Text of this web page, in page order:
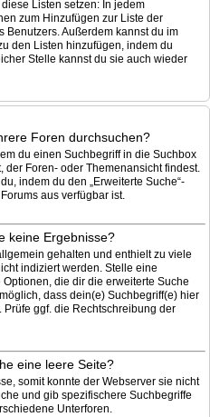
Listen setzen: In jedem
zum Hinzufügen zur Liste der
Benutzers. Außerdem kannst du im
den Listen hinzufügen, indem du
Stelle kannst du sie auch wieder
Foren durchsuchen?
du einen Suchbegriff in die Suchbox
Foren- oder Themenansicht findest.
indem du den „Erweiterte Suche“-
aus verfügbar ist.
keine Ergebnisse?
gehalten und enthielt zu viele
indiziert werden. Stelle eine
die dir die erweiterte Suche
dass dein(e) Suchbegriff(e) hier
ggf. die Rechtschreibung der
eine leere Seite?
somit konnte der Webserver sie nicht
und gib spezifischere Suchbegriffe
Unterforen.